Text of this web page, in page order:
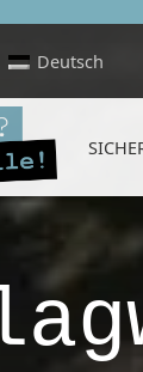
Deutsch